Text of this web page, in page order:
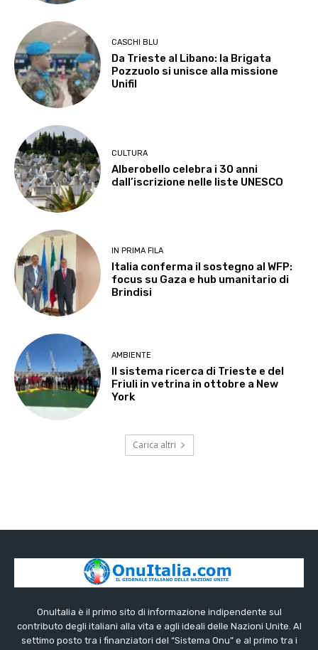
CASCHI BLU
Da Trieste al Libano: la Brigata
Pozzuolo si unisce alla missione
Unifil
CULTURA
Alberobello celebra i 30 anni
dall’iscrizione nelle liste UNESCO
IN PRIMA FILA
Italia conferma il sostegno al WFP:
focus su Gaza e hub umanitario di
Brindisi
AMBIENTE
Il sistema ricerca di Trieste e del
Friuli in vetrina in ottobre a New
York
Carica altri
OnuItalia è il primo sito di informazione indipendente sul
contributo degli italiani alla vita e agli ideali delle Nazioni Unite. Al
settimo posto tra i finanziatori del “Sistema Onu” e al primo tra i